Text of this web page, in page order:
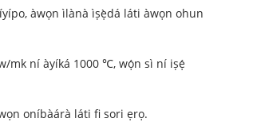
àwọn ìlànà ìṣẹ̀dá láti àwọn ohun
mk ní àyíká 1000 ℃, wọ́n sì ní iṣẹ́
oníbàárà láti fi sori ẹrọ.